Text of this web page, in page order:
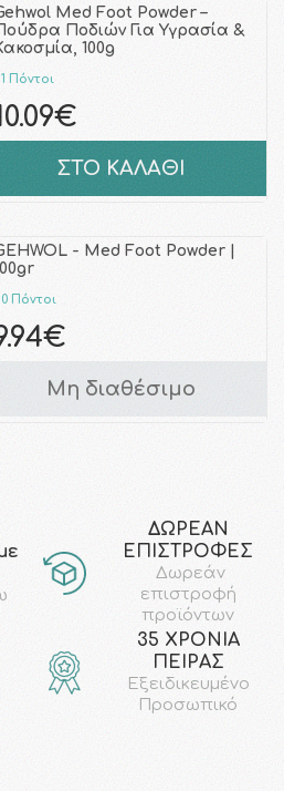
Med Foot Powder –
Ποδιών Για Υγρασία &
100g
Πόντοι
ΣΤΟ ΚΑΛΑΘΙ
- Med Foot Powder |
Πόντοι
Μη διαθέσιμο
ΔΩΡΕΑΝ
ΕΠΙΣΤΡΟΦΕΣ
Δωρεάν
επιστροφή
προϊόντων
35 ΧΡΟΝΙΑ
ΠΕΙΡΑΣ
Εξειδικευμένο
Προσωπικό